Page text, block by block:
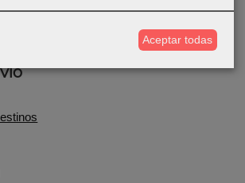
Aceptar todas